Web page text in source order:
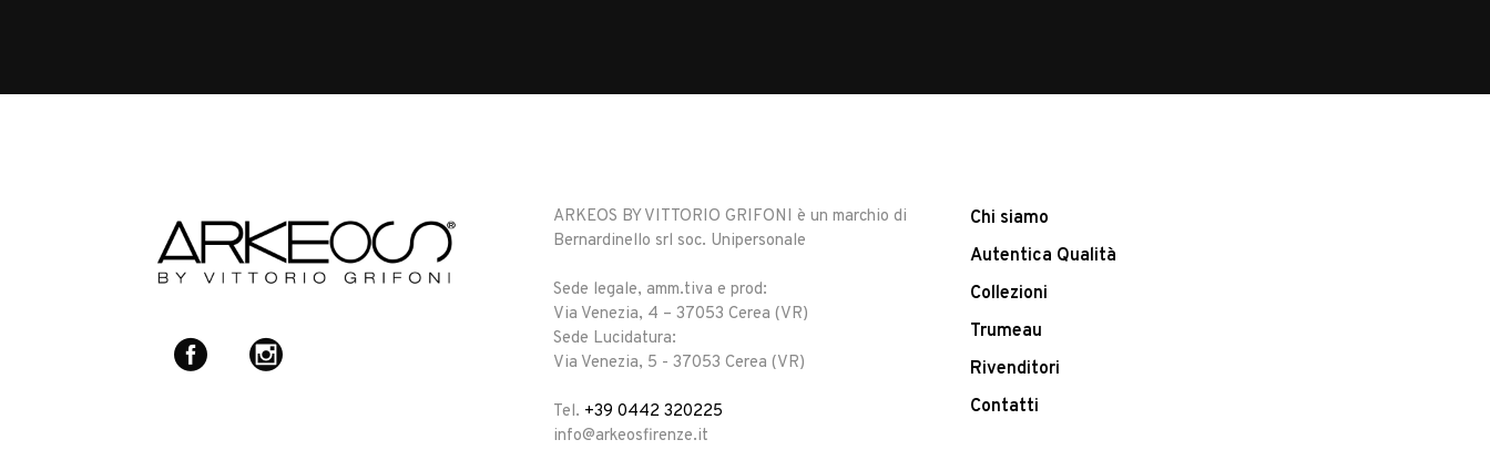
ARKEOS BY VITTORIO GRIFONI è un marchio di
Bernardinello srl soc. Unipersonale
Sede legale, amm.tiva e prod:
Via Venezia, 4 – 37053 Cerea (VR)
Sede Lucidatura:
Via Venezia, 5 - 37053 Cerea (VR)
Tel. +39 0442 320225
info@arkeosfirenze.it
Chi siamo
Autentica Qualità
Collezioni
Trumeau
Rivenditori
Contatti